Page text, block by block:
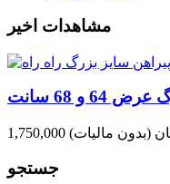
مشاهدات اخیر
و 68 سانت
(بدون مالیات)
جستجو